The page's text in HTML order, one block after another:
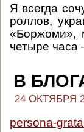
Я всегда
роллов,
«Боржоми»,
четыре часа
В
24 ОКТЯБРЯ
persona-